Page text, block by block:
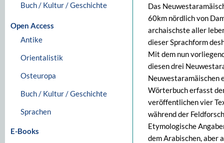
Buch / Kultur / Geschichte
Open Access
Antike
Orientalistik
Osteuropa
Buch / Kultur / Geschichte
Sprachen
E-Books
Das
60km nördlich von
archaischste aller
dieser Sprachform
Mit dem nun
diesen drei
Neuwestaramäischen
Wörterbuch erfasst
veröffentlichen vier
während der
Etymologische
dem Arabischen, aber